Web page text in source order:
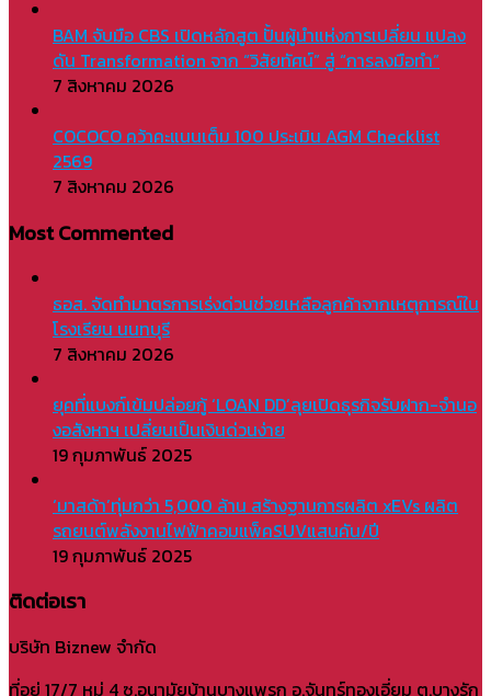
BAM จับมือ CBS เปิดหลักสูต ปั้นผู้นำแห่งการเปลี่ยน แปลง
ดัน Transformation จาก “วิสัยทัศน์” สู่ “การลงมือทำ”
7 สิงหาคม 2026
COCOCO คว้าคะแนนเต็ม 100 ประเมิน AGM Checklist
2569
7 สิงหาคม 2026
Most Commented
ธอส. จัดทำมาตรการเร่งด่วนช่วยเหลือลูกค้าจากเหตุการณ์ใน
โรงเรียน นนทบุรี
7 สิงหาคม 2026
ยุคที่แบงก์เข้มปล่อยกู้ ‘LOAN DD’ลุยเปิดธุรกิจรับฝาก-จำนอ
งอสังหาฯ เปลี่ยนเป็นเงินด่วนง่าย
19 กุมภาพันธ์ 2025
‘มาสด้า’ทุ่มกว่า 5,000 ล้าน สร้างฐานการผลิต xEVs ผลิต
รถยนต์พลังงานไฟฟ้าคอมแพ็คSUVแสนคัน/ปี
19 กุมภาพันธ์ 2025
ติดต่อเรา
บริษัท Biznew จำกัด
ที่อยู่ 17/7 หมู่ 4 ซ.อนามัยบ้านบางแพรก อ.จันทร์ทองเอี่ยม ต.บางรัก